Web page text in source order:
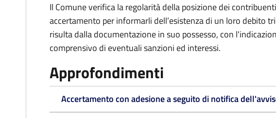
Il Comune verifica la regolarità della posizione dei
accertamento per informarli dell’esistenza di un loro debito
risulta dalla documentazione in suo possesso, con
comprensivo di eventuali sanzioni ed interessi.
Approfondimenti
Accertamento con adesione a seguito di notifica